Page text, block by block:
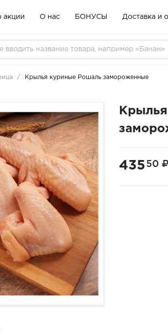
акции О нас БОНУСЫ Доставка и
Крылья куриные Рошаль замороженные
435 50